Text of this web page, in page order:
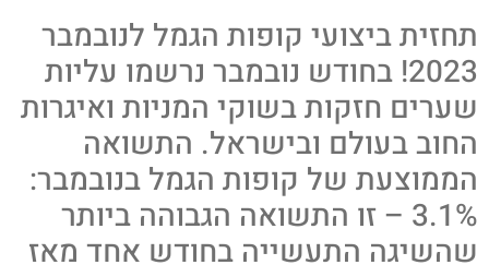
תחזית ביצועי קופות הגמל לנובמבר
2023! בחודש נובמבר נרשמו עליות
שערים חזקות בשוקי המניות ואיגרות
החוב בעולם ובישראל. התשואה
הממוצעת של קופות הגמל בנובמבר:
3.1% – זו התשואה הגבוהה ביותר
שהשיגה התעשייה בחודש אחד מאז